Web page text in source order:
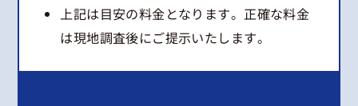
上記は目安の料金となります。正確な料金
は現地調査後にご提示いたします。